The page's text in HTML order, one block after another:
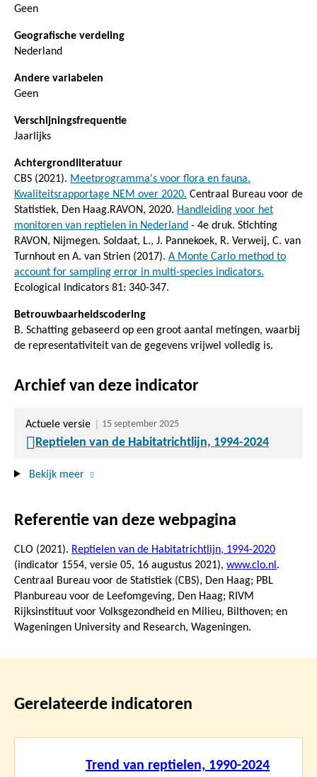
Geen
Geografische verdeling
Nederland
Andere variabelen
Geen
Verschijningsfrequentie
Jaarlijks
Achtergrondliteratuur
CBS (2021). Meetprogramma's voor flora en fauna.
Kwaliteitsrapportage NEM over 2020. Centraal Bureau voor de
Statistiek, Den Haag.RAVON, 2020. Handleiding voor het
monitoren van reptielen in Nederland - 4e druk. Stichting
RAVON, Nijmegen. Soldaat, L., J. Pannekoek, R. Verweij, C. van
Turnhout en A. van Strien (2017). A Monte Carlo method to
account for sampling error in multi-species indicators.
Ecological Indicators 81: 340-347.
Betrouwbaarheidscodering
B. Schatting gebaseerd op een groot aantal metingen, waarbij
de representativiteit van de gegevens vrijwel volledig is.
Archief van deze indicator
Actuele versie 15 september 2025
Reptielen van de Habitatrichtlijn, 1994-2024
Bekijk meer
Referentie van deze webpagina
CLO (2021). Reptielen van de Habitatrichtlijn, 1994-2020
(indicator 1554, versie 05, 16 augustus 2021), www.clo.nl .
Centraal Bureau voor de Statistiek (CBS), Den Haag; PBL
Planbureau voor de Leefomgeving, Den Haag; RIVM
Rijksinstituut voor Volksgezondheid en Milieu, Bilthoven; en
Wageningen University and Research, Wageningen.
Gerelateerde indicatoren
Trend van reptielen, 1990-2024